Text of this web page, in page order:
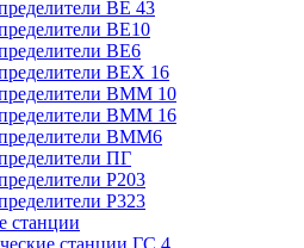
ВЕ 43
ВЕ10
ВЕ6
ВЕХ 16
ВММ 10
ВММ 16
ВММ6
ПГ
Р203
Р323
станции
станции ГС 4